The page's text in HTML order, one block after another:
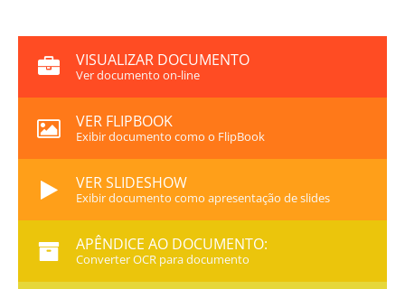
VISUALIZAR DOCUMENTO
Ver documento on-line
VER FLIPBOOK
Exibir documento como o FlipBook
VER SLIDESHOW
Exibir documento como apresentação de slides
APÊNDICE AO DOCUMENTO:
Converter OCR para documento